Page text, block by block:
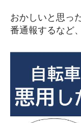
おかしいと思っ
番通報するなど